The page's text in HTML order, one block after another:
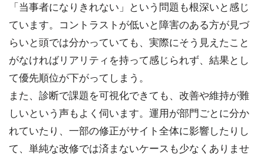
「当事者になりきれない」という問題も根深いと感じ
ています。コントラストが低いと障害のある方が見づ
らいと頭では分かっていても、実際にそう見えたこと
がなければリアリティを持って感じられず、結果とし
て優先順位が下がってしまう。
また、診断で課題を可視化できても、改善や維持が難
しいという声もよく伺います。運用が部門ごとに分か
れていたり、一部の修正がサイト全体に影響したりし
て、単純な改修では済まないケースも少なくありませ